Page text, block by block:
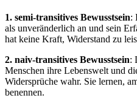
1. semi-transitives Bewusstsein:
als unveränderlich an und sein
hat keine Kraft, Widerstand zu
2. naiv-transitives Bewusstsein:
Menschen ihre Lebenswelt und
Widersprüche wahr. Sie lernen,
benennen.